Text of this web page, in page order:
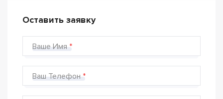
Оставить заявку
Ваше Имя
Ваш Телефон